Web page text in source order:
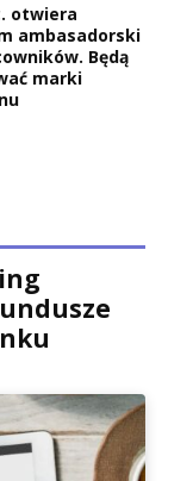
otwiera
ambasadorski
Będą
marki